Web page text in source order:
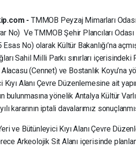
- TMMOB Peyzaj Mimarları
No) Ve TMMOB Şehir Plancıları
No) olarak Kültür Bakanlığı’na
Sahil Milli Parkı sınırları
Alacasu (Cennet) ve Bostanlık Koyu’na
Kıyı Alanı Çevre Düzenlemesine ait
bulunmasına yönelik Antalya Kültür
kararının iptali davalarımız
ve Bütünleyici Kıyı Alanı Çevre
Arkeolojik Sit Alanı içerisinde